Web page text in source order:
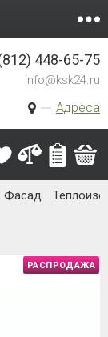
Адреса
448-65-75
info@ksk24.ru
Фасад
РАСПРОДАЖА